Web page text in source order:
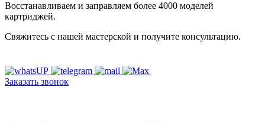
Восстанавливаем и заправляем более 4000 моделей
картриджей.
Свяжитесь с нашей мастерской и получите консультацию.
Заказать звонок